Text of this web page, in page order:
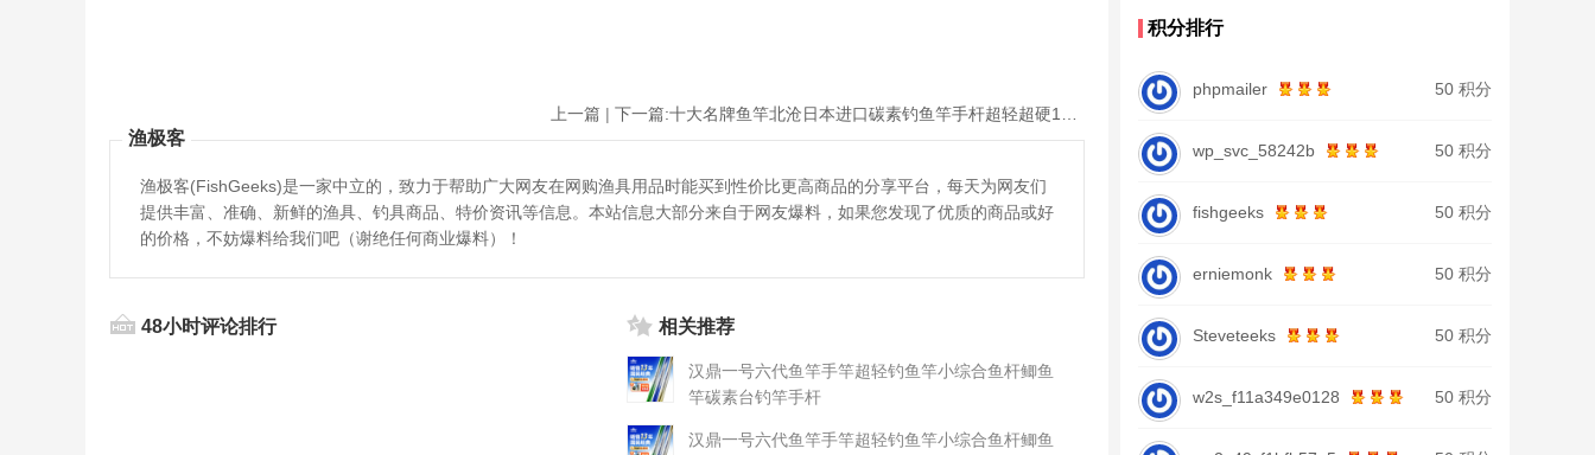
上一篇 | 下一篇:
渔极客
渔极客(FishGeeks)是一家中立的，致力于帮助广大网友在网购渔具用品时能买到性价比更高商品的分享平台，每天为网友们
提供丰富、准确、新鲜的渔具、钓具商品、特价资讯等信息。本站信息大部分来自于网友爆料，如果您发现了优质的商品或好
的价格，不妨爆料给我们吧（谢绝任何商业爆料）！
48小时评论排行 相关推荐
汉鼎一号六代鱼竿手竿超轻钓鱼竿小综合鱼杆鲫鱼
竿碳素台钓竿手杆
汉鼎一号六代鱼竿手竿超轻钓鱼竿小综合鱼杆鲫鱼
积分排行
phpmailer 50 积分
wp_svc_58242b 50 积分
fishgeeks 50 积分
erniemonk 50 积分
Steveteeks 50 积分
w2s_f11a349e0128 50 积分